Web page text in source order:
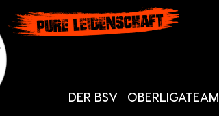
DER BSV OBERLIGATEAM